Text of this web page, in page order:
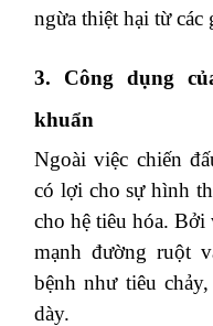
ngừa thiệt hại từ các
3. Công dụng
khuẩn
Ngoài việc chiến
có lợi cho sự hình
cho hệ tiêu hóa. Bởi
mạnh đường ruột
bệnh như tiêu
dày.